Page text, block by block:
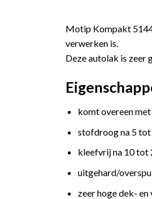
Motip Kompakt
verwerken is.
Deze autolak is zeer
komt overeen
stofdroog na 5 tot
kleefvrij na 10 tot
uitgehard/
zeer hoge dek-